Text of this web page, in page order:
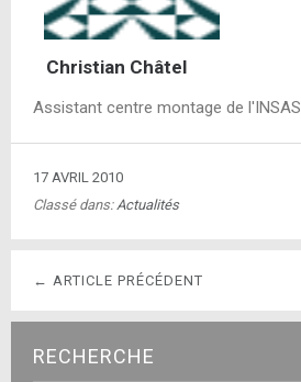
Christian Châtel
Assistant centre montage de l'INSAS
17 AVRIL 2010
Classé dans:Actualités
← ARTICLE PRÉCÉDENT
RECHERCHE